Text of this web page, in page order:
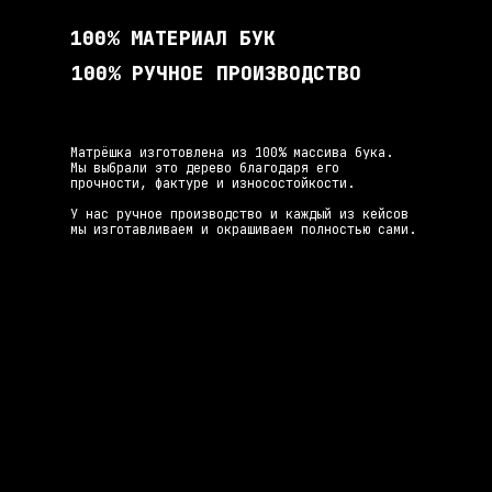
Матрёшка изготовлена из 100% массива бука.
Мы выбрали это дерево благодаря его
прочности, фактуре и износостойкости.
У нас ручное производство и каждый из кейсов
мы изготавливаем и окрашиваем полностью сами.
100% МАТЕРИАЛ БУК
100% РУЧНОЕ ПРОИЗВОДСТВО